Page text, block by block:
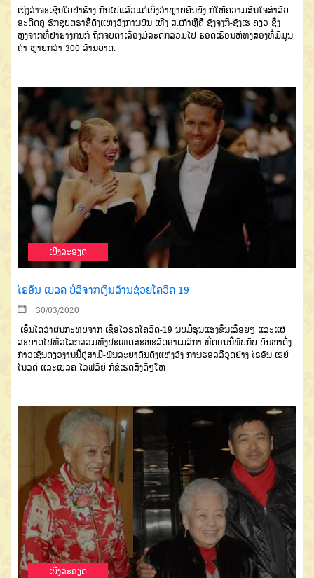
ເຖິງວ່າຈະເຊັນໃບຢ່າຮ້າງ ກັນໄປແລ້ວແຕ່ເບິ່ງວ່າຫຼາຍຄົນຍັງ ກໍໃຫ້ຄວາມສົນໃຈສໍາລັບ
ອະດີດຄູ່ ຮັກຊຸບຕຣາຊື່ດັງແຫ່ງວົງການບັນ ເທີງ ສ.ເກົາຫຼີຄື ຊົງຈຸງກິ-ຊົງເຮ ຄຽວ ຊຶ່ງ
ຫຼັງຈາກທີ່ຢ່າຮ້າງກັນກໍ ຖືກຈັບຕາເລື່ອງມໍລະດົກລວມໄປ ຮອດເຮືອນຫໍທັງສອງທີ່ມີມູນ
ຄ່າ ຫຼາຍກວ່າ 300 ລ້ານບາດ.
ເບີ່ງລະອຽດ
ໄຣອັນ-ເບລຄ ບໍລິຈາກເງິນລ້ານຊ່ວຍໂຄວິດ-19
30/03/2020
ເອີ້ນໄດ້ວ່າຜົນກະທົບຈາກ ເຊື້ອໄວຣັດໂຄວິດ-19 ນັບມື້ຮຸນແຮງຂຶ້ນເລື້ອຍໆ ແລະແຜ່
ລະບາດໄປທົ່ວໂລກລວມທັງປະເທດສະຫະລັດອາເມລິກາ ທີ່ຕອນນີ້ພົບກັບ ບັນຫາດັ່ງ
ກ່າວເຊັ່ນດຽວງານນີ້ຄູ່ສາມີ-ພັນລະຍາຄົນດັງແຫ່ງວົງ ການຮອລລີວູດຢ່າງ ໄຣອັນ ເຣຍ໌
ໂນລດ໌ ແລະເບລຄ ໄລຟ໌ລີຍ໌ ກໍຂໍເຮັດສິ່ງດີໆໃຫ້
ເບີ່ງລະອຽດ